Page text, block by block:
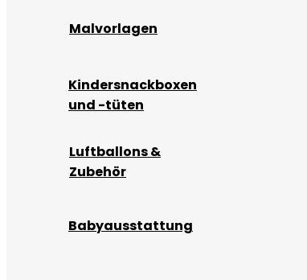
Malvorlagen
Kindersnackboxen
und -tüten
Luftballons &
Zubehör
Babyausstattung